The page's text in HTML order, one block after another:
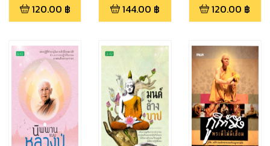
120.00 ฿ 144.00 ฿ 120.00 ฿